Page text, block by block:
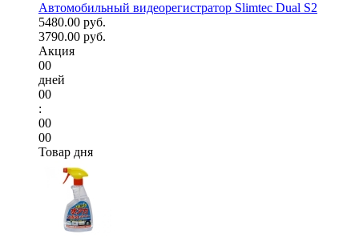
Автомобильный видеорегистратор Slimtec Dual S2
5480.00 руб.
3790.00 руб.
Акция
00
дней
00
:
00
00
Товар дня